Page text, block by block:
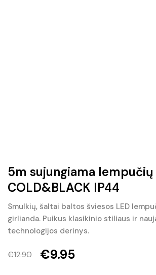
5m sujungiama
COLD&BLACK IP44
Smulkių, šaltai baltos šviesos LED
girlianda. Puikus klasikinio stiliaus ir
technologijos derinys.
€12.90
Original
€9.95
Current